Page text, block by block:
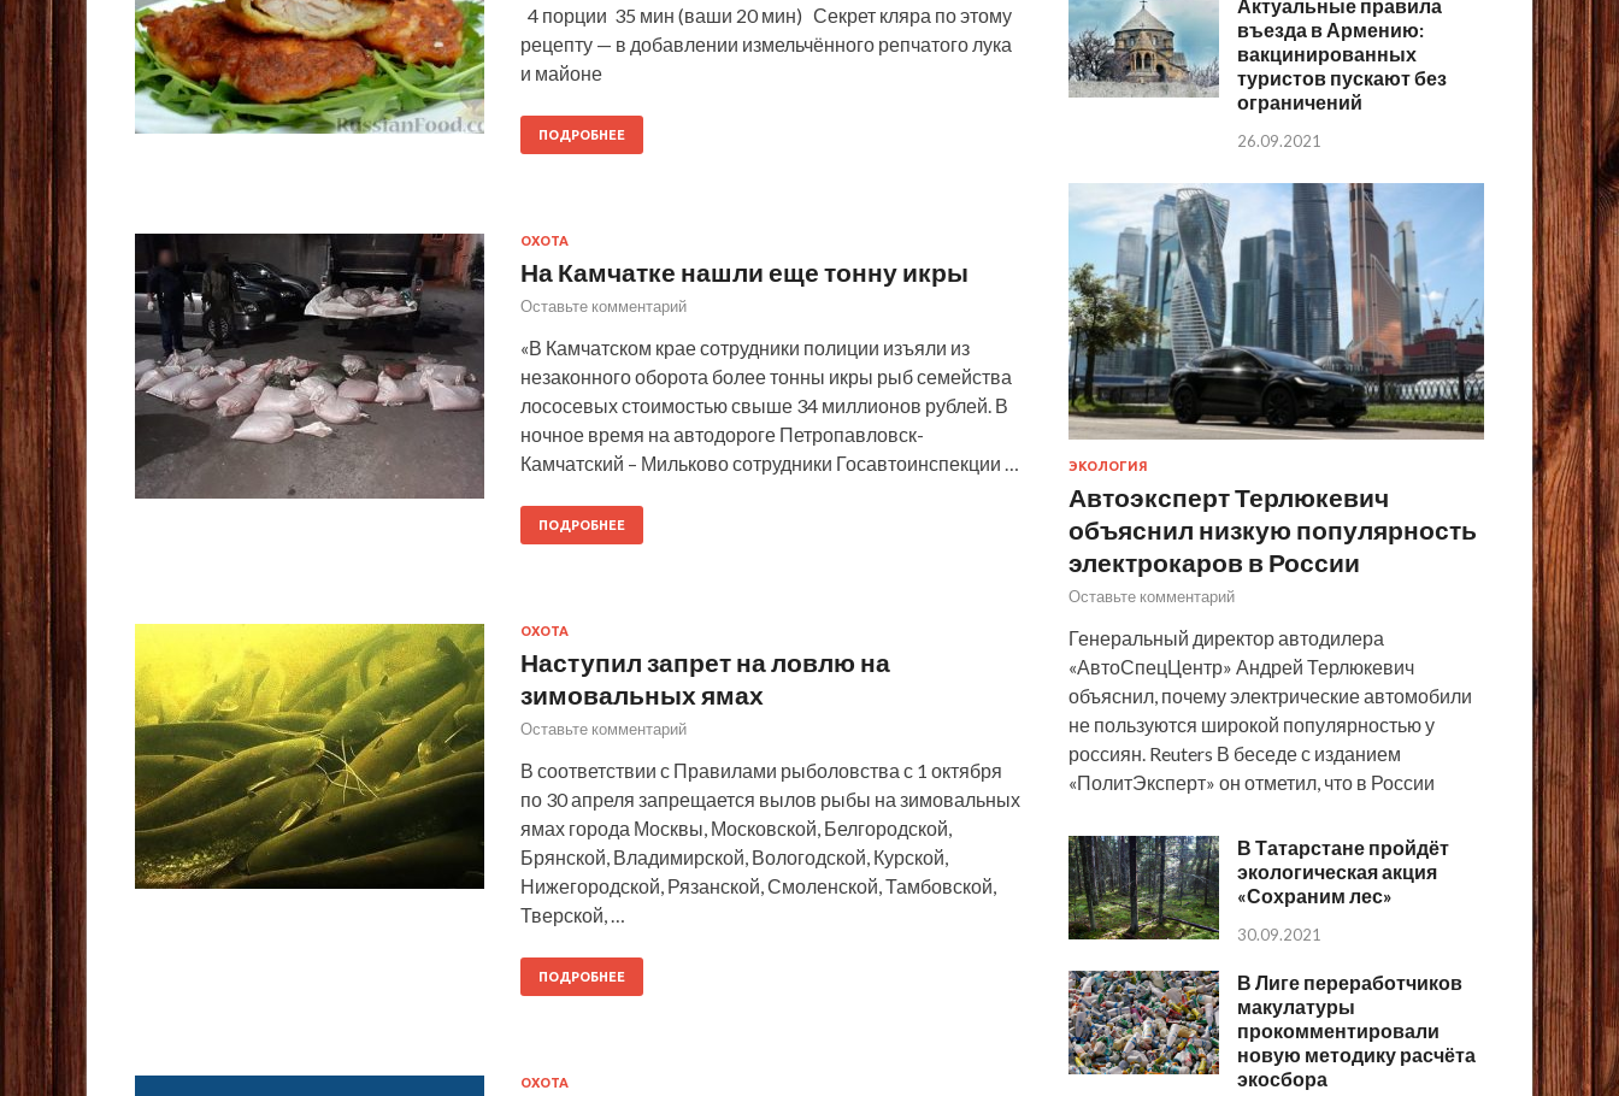
4 порции 35 мин (ваши 20 мин) Секрет кляра по этому
рецепту — в добавлении измельчённого репчатого лука
и майоне
ПОДРОБНЕЕ
ОХОТА
На Камчатке нашли еще тонну икры
Оставьте комментарий
«В Камчатском крае сотрудники полиции изъяли из
незаконного оборота более тонны икры рыб семейства
лососевых стоимостью свыше 34 миллионов рублей. В
ночное время на автодороге Петропавловск-
Камчатский – Мильково сотрудники Госавтоинспекции …
ПОДРОБНЕЕ
ОХОТА
Наступил запрет на ловлю на
зимовальных ямах
Оставьте комментарий
В соответствии с Правилами рыболовства с 1 октября
по 30 апреля запрещается вылов рыбы на зимовальных
ямах города Москвы, Московской, Белгородской,
Брянской, Владимирской, Вологодской, Курской,
Нижегородской, Рязанской, Смоленской, Тамбовской,
Тверской, …
ПОДРОБНЕЕ
ОХОТА
Актуальные правила
въезда в Армению:
вакцинированных
туристов пускают без
ограничений
26.09.2021
ЭКОЛОГИЯ
Автоэксперт Терлюкевич
объяснил низкую популярность
электрокаров в России
Оставьте комментарий
Генеральный директор автодилера
«АвтоСпецЦентр» Андрей Терлюкевич
объяснил, почему электрические автомобили
не пользуются широкой популярностью у
россиян. Reuters В беседе с изданием
«ПолитЭксперт» он отметил, что в России
В Татарстане пройдёт
экологическая акция
«Сохраним лес»
30.09.2021
В Лиге переработчиков
макулатуры
прокомментировали
новую методику расчёта
экосбора